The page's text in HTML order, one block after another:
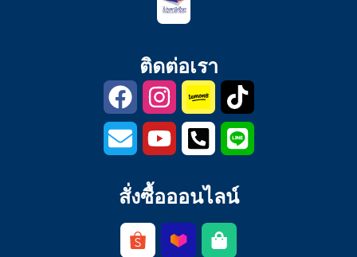
ติดต่อเรา
สั่งซื้อออนไลน์